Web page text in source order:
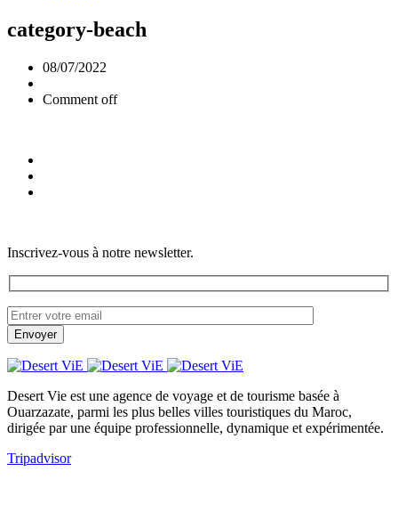
category-beach
08/07/2022
Comment off
Inscrivez-vous à notre newsletter.
Desert Vie est une agence de voyage et de tourisme basée à
Ouarzazate, parmi les plus belles villes touristiques du Maroc,
dirigée par une équipe professionnelle, dynamique et expérimentée.
Tripadvisor